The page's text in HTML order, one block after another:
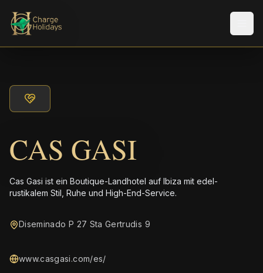
CAS GASI
Cas Gasi ist ein Boutique-Landhotel auf Ibiza mit edel-
rustikalem Stil, Ruhe und High-End-Service.
Diseminado P 27 Sta Gertrudis 9
www.casgasi.com/es/